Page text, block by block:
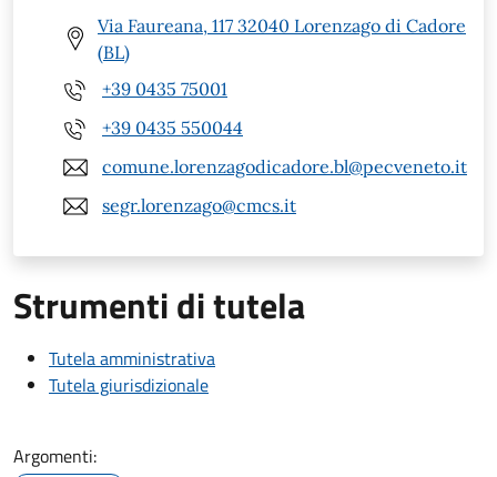
Via Faureana, 117 32040 Lorenzago di Cadore
(BL)
+39 0435 75001
+39 0435 550044
comune.lorenzagodicadore.bl@pecveneto.it
segr.lorenzago@cmcs.it
Strumenti di tutela
Tutela amministrativa
Tutela giurisdizionale
Argomenti: